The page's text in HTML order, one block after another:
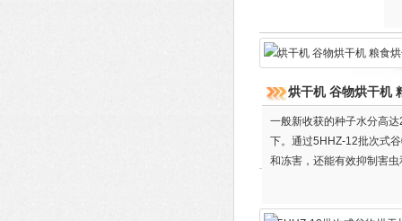
烘干机 谷物烘干机
一般新收获的种子水分高
下。通过5HHZ-12批次式
和冻害，还能有效抑制害